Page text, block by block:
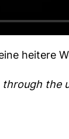
heitere
the